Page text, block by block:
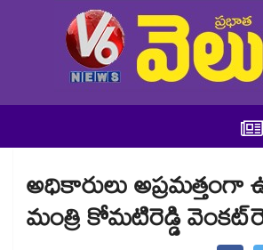
అధికారులు అప్రమత్తంగా
మంత్రి కోమటిరెడ్డి